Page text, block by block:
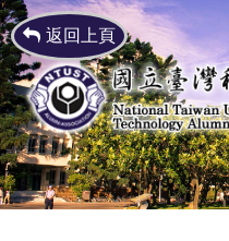
返回上頁